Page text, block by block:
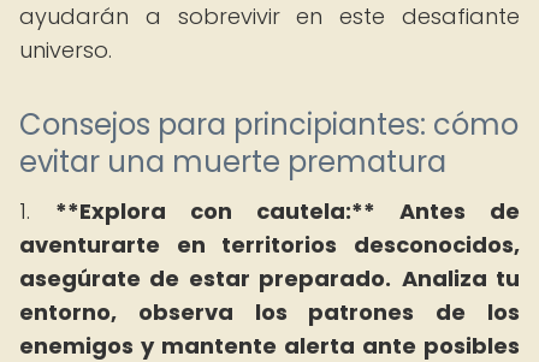
ayudarán a sobrevivir en este desafiante
universo.
Consejos para principiantes: cómo
evitar una muerte prematura
1. **Explora con cautela:** Antes de
aventurarte en territorios desconocidos,
asegúrate de estar preparado. Analiza tu
entorno, observa los patrones de los
enemigos y mantente alerta ante posibles